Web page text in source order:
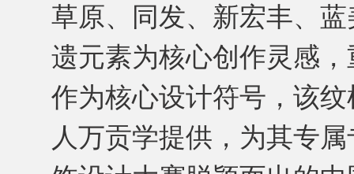
草原、同发、新宏丰、
遗元素为核心创作灵感
作为核心设计符号，该
人万贡学提供，为其专